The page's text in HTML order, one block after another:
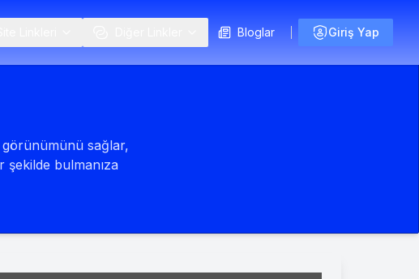
Bloglar Giriş Yap
görünümünü sağlar,
şekilde bulmanıza